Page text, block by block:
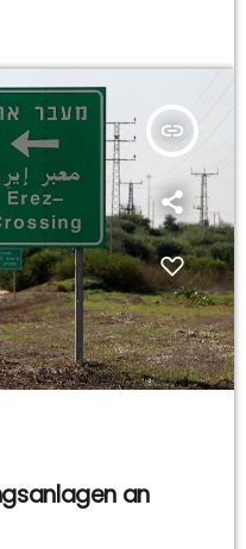
insert_link
an